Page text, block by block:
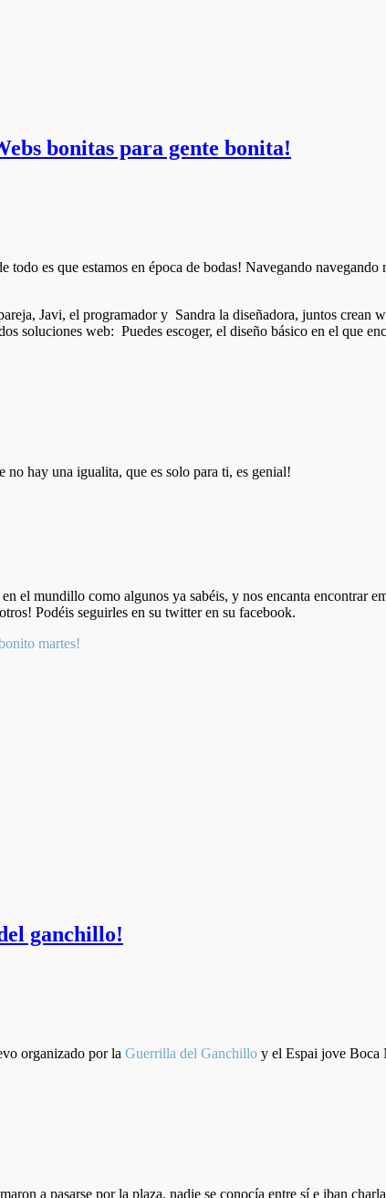
bonitas para gente bonita!
es que estamos en época de bodas! Navegando navegando
Javi, el programador y Sandra la diseñadora, juntos crean
soluciones web: Puedes escoger, el diseño básico en el que
no hay una igualita, que es solo para ti, es genial!
el mundillo como algunos ya sabéis, y nos encanta encontrar
Podéis seguirles en su twitter en su facebook.
martes!
ganchillo!
organizado por la Guerrilla del Ganchillo y el Espai jove Boca
a pasarse por la plaza, nadie se conocía entre sí e iban